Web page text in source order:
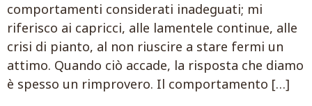
comportamenti considerati inadeguati; mi
riferisco ai capricci, alle lamentele continue, alle
crisi di pianto, al non riuscire a stare fermi un
attimo. Quando ciò accade, la risposta che diamo
è spesso un rimprovero. Il comportamento […]